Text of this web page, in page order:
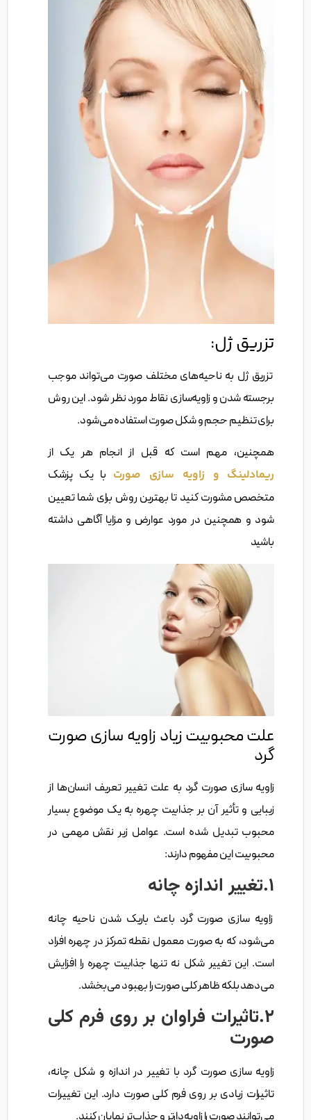
تزریق ژل:
تزریق ژل به ناحیه‌های مختلف صورت می‌تواند موجب
برجسته شدن و زاویه‌سازی نقاط مورد نظر شود. این روش
برای تنظیم حجم و شکل صورت استفاده می‌شود.
همچنین، مهم است که قبل از انجام هر یک از
ریمادلینگ و زاویه سازی صورت با یک پزشک
متخصص مشورت کنید تا بهترین روش برای شما تعیین
شود و همچنین در مورد عوارض و مزایا آگاهی داشته
باشید
علت محبوبیت زیاد زاویه سازی صورت
گرد
زاویه سازی صورت گرد به علت تغییر تعریف انسان‌ها از
زیبایی و تأثیر آن بر جذابیت چهره به یک موضوع بسیار
محبوب تبدیل شده است. عوامل زیر نقش مهمی در
محبوبیت این مفهوم دارند:
1.تغییر اندازه چانه
زاویه سازی صورت گرد باعث باریک شدن ناحیه چانه
می‌شود، که به صورت معمول نقطه تمرکز در چهره افراد
است. این تغییر شکل نه تنها جذابیت چهره را افزایش
می‌دهد بلکه ظاهر کلی صورت را بهبود می‌بخشد.
2.تاثیرات فراوان بر روی فرم کلی
صورت
زاویه سازی صورت گرد با تغییر در اندازه و شکل چانه،
تاثیرات زیادی بر روی فرم کلی صورت دارد. این تغییرات